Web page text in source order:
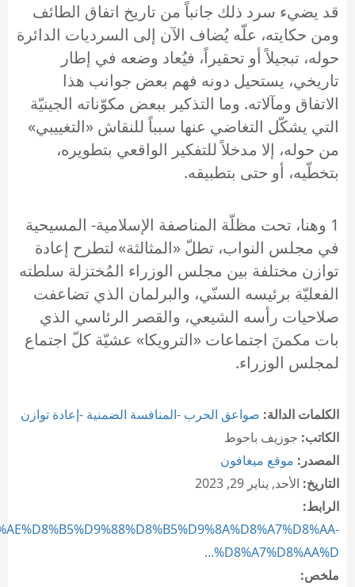
قد يضيء سرد ذلك جانباً من تاريخ اتفاق الطائف
ومن حكايته، علّه يُضاف الآن إلى السرديات الدائرة
حوله، تبجيلاً أو تحقيراً، فيُعاد وضعه في إطار
تاريخي، يستحيل دونه فهم بعض جوانب هذا
الاتفاق ومآلاته. وما التذكير ببعض مكوّناته الجينيّة
التي يشكّل التغاضي عنها سبباً للنقاش «التغييبي»
من حوله، إلا مدخلاً للتفكير الواقعي بتطويره،
بتخطّيه، أو حتى بتطبيقه.
1 وهنا، تحت مظلّة المناصفة الإسلامية- المسيحية
في مجلس النواب، تطلّ «المثالثة» لتطرح إعادة
توازن مختلفة بين مجلس الوزراء المُختزلة سلطته
الفعليّة برئيسه السنّي، والبرلمان الذي تضاعفت
صلاحيات رأسه الشيعي، والقصر الرئاسي الذي
بات مكمنَ اجتماعات «الترويكا» عشيّة كلّ اجتماع
لمجلس الوزراء.
الكلمات الدالة: صواعق الحرب -المنافسة الضمنية -إعادة توازن
الكاتب: جوزيف باحوط
المصدر: موقع ميغافون
التاريخ: الأحد, يناير 29, 2023
الرابط:
%D8%A7%D8%AA%D...
ملخص: